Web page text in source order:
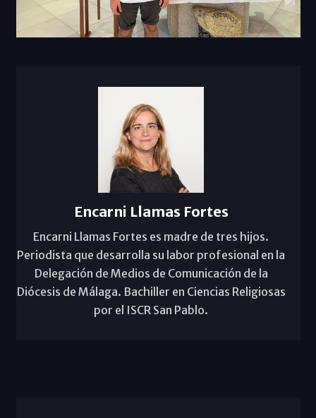
Encarni Llamas Fortes
Encarni Llamas Fortes es madre de tres hijos.
Periodista que desarrolla su labor profesional en la
Delegación de Medios de Comunicación de la
Diócesis de Málaga. Bachiller en Ciencias Religiosas
por el ISCR San Pablo.